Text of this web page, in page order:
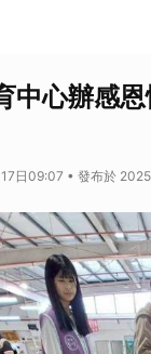
中心辦感
日09:07 • 發布於